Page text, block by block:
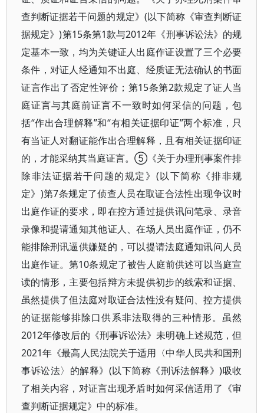
查判断证据若干问题的规定》(以下简称《审查判断证
据规定》)第15条第1款与2012年《刑事诉讼法》的规
定基本一致，均为关键证人出庭作证设置了三个必要
条件，对证人经通知不出庭、经质证无法确认的书面
证言作出了否定性评价；第15条第2款规定了证人当
庭证言与其庭前证言不一致时如何采信的问题，包
括“作出合理解释”和“有相关证据印证”两个标准，只
有当证人对翻证能作出合理解释，且有相关证据印证
的，才能采纳其当庭证言。⑤《关于办理刑事案件排
除非法证据若干问题的规定》(以下简称《排非规
定》)第7条规定了侦查人员在取证合法性出现争议时
出庭作证的要求，即在控方通过提供讯问笔录、录音
录像和提请通知其他证人、在场人员出庭作证，仍不
能排除刑讯逼供嫌疑的，可以提请法庭通知讯问人员
出庭作证。第10条规定了被告人庭前供述可以当庭宣
读的情形，主要包括辩方未提供初步的线索和证据、
虽然提供了但法庭对取证合法性没有疑问、控方提供
的证据能够排除口供系非法取得的三种情形。虽然
2012年修改后的《刑事诉讼法》未明确上述规范，但
2021年《最高人民法院关于适用〈中华人民共和国刑
事诉讼法〉的解释》(以下简称《刑诉法解释》)吸收
了相关内容，对证言出现矛盾时如何采信适用了《审
查判断证据规定》中的标准。